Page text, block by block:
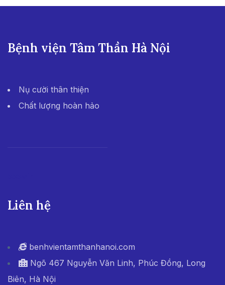
Bệnh viện Tâm Thần Hà Nội
Nụ cười thân thiện
Chất lượng hoàn hảo
Liên hệ
benhvientamthanhanoi.com
Ngõ 467 Nguyễn Văn Linh, Phúc Đồng, Long
Biên, Hà Nội